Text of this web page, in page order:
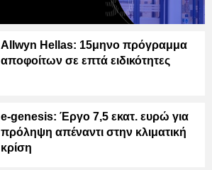
Allwyn Hellas: 15μηνο πρόγραμμα
αποφοίτων σε επτά ειδικότητες
e-genesis: Έργο 7,5 εκατ. ευρώ για
πρόληψη απέναντι στην κλιματική
κρίση